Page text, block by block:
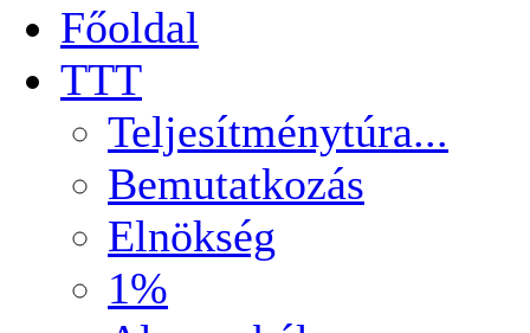
Főoldal
TTT
Teljesítménytúra...
Bemutatkozás
Elnökség
1%